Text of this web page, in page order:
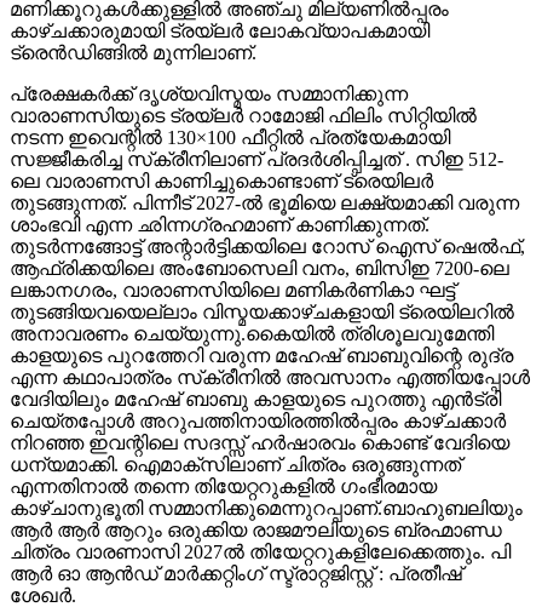
മണിക്കൂറുകൾക്കുള്ളിൽ അഞ്ചു മില്യണിൽപ്പരം
കാഴ്ചക്കാരുമായി ട്രയ്ലർ ലോകവ്യാപകമായി
ട്രെൻഡിങ്ങിൽ മുന്നിലാണ്.
പ്രേക്ഷകർക്ക് ദൃശ്യവിസ്മയം സമ്മാനിക്കുന്ന
വാരാണസിയുടെ ട്രയ്ലർ റാമോജി ഫിലിം സിറ്റിയിൽ
നടന്ന ഇവെന്റിൽ 130×100 ഫീറ്റിൽ പ്രത്യേകമായി
സജ്ജീകരിച്ച സ്‌ക്രീനിലാണ് പ്രദർശിപ്പിച്ചത് . സിഇ 512-
ലെ വാരാണസി കാണിച്ചുകൊണ്ടാണ് ട്രെയിലര്‍
തുടങ്ങുന്നത്. പിന്നീട് 2027-ല്‍ ഭൂമിയെ ലക്ഷ്യമാക്കി വരുന്ന
ശാംഭവി എന്ന ഛിന്നഗ്രഹമാണ് കാണിക്കുന്നത്.
തുടര്‍ന്നങ്ങോട്ട് അന്റാര്‍ട്ടിക്കയിലെ റോസ് ഐസ് ഷെല്‍ഫ്,
ആഫ്രിക്കയിലെ അംബോസെലി വനം, ബിസിഇ 7200-ലെ
ലങ്കാനഗരം, വാരാണസിയിലെ മണികര്‍ണികാ ഘട്ട്
തുടങ്ങിയവയെല്ലാം വിസ്മയക്കാഴ്ചകളായി ട്രെയിലറില്‍
അനാവരണം ചെയ്യുന്നു.കൈയില്‍ ത്രിശൂലവുമേന്തി
കാളയുടെ പുറത്തേറി വരുന്ന മഹേഷ് ബാബുവിന്റെ രുദ്ര
എന്ന കഥാപാത്രം സ്‌ക്രീനിൽ അവസാനം എത്തിയപ്പോൾ
വേദിയിലും മഹേഷ് ബാബു കാളയുടെ പുറത്തു എൻട്രി
ചെയ്തപ്പോൾ അറുപത്തിനായിരത്തിൽപ്പരം കാഴ്ചക്കാർ
നിറഞ്ഞ ഇവന്റിലെ സദസ്സ് ഹർഷാരവം കൊണ്ട് വേദിയെ
ധന്യമാക്കി. ഐമാക്‌സിലാണ് ചിത്രം ഒരുങ്ങുന്നത്
എന്നതിനാല്‍ തന്നെ തിയേറ്ററുകളില്‍ ഗംഭീരമായ
കാഴ്ചാനുഭൂതി സമ്മാനിക്കുമെന്നുറപ്പാണ്.ബാഹുബലിയും
ആർ ആർ ആറും ഒരുക്കിയ രാജമൗലിയുടെ ബ്രഹ്മാണ്ഡ
ചിത്രം വാരണാസി 2027ൽ തിയേറ്ററുകളിലേക്കെത്തും. പി
ആർ ഓ ആൻഡ് മാർക്കറ്റിംഗ് സ്ട്രാറ്റജിസ്റ്റ് : പ്രതീഷ്
ശേഖർ.